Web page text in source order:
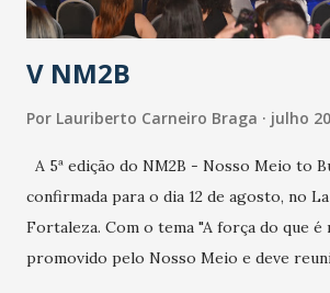
população e ao sistema de saúde.
estratificação do risco da doença, para
V NM2B
Por Lauriberto Carneiro Braga julho
A 5ª edição do NM2B - Nosso Meio to
confirmada para o dia 12 de agosto, no
Fortaleza. Com o tema "A força do que é
promovido pelo Nosso Meio e deve